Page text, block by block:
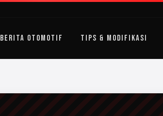
BERITA OTOMOTIF TIPS & MODIFIKASI